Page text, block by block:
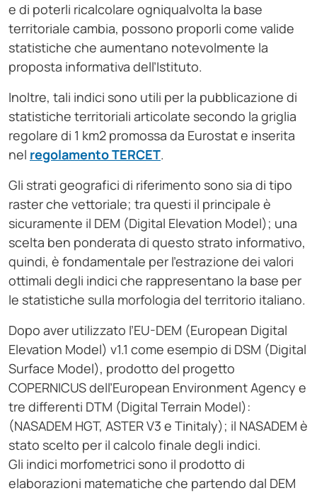
e di poterli ricalcolare ogniqualvolta la base
territoriale cambia, possono proporli come valide
statistiche che aumentano notevolmente la
proposta informativa dell’Istituto.
Inoltre, tali indici sono utili per la pubblicazione di
statistiche territoriali articolate secondo la griglia
regolare di 1 km2 promossa da Eurostat e inserita
nel regolamento TERCET.
Gli strati geografici di riferimento sono sia di tipo
raster che vettoriale; tra questi il principale è
sicuramente il DEM (Digital Elevation Model); una
scelta ben ponderata di questo strato informativo,
quindi, è fondamentale per l’estrazione dei valori
ottimali degli indici che rappresentano la base per
le statistiche sulla morfologia del territorio italiano.
Dopo aver utilizzato l’EU-DEM (European Digital
Elevation Model) v1.1 come esempio di DSM (Digital
Surface Model), prodotto del progetto
COPERNICUS dell’European Environment Agency e
tre differenti DTM (Digital Terrain Model):
(NASADEM HGT, ASTER V3 e Tinitaly); il NASADEM è
stato scelto per il calcolo finale degli indici.
Gli indici morfometrici sono il prodotto di
elaborazioni matematiche che partendo dal DEM